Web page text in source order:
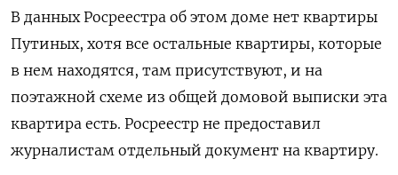
В данных Росреестра об этом доме нет квартиры
Путиных, хотя все остальные квартиры, которые
в нем находятся, там присутствуют, и на
поэтажной схеме из общей домовой выписки эта
квартира есть. Росреестр не предоставил
журналистам отдельный документ на квартиру.